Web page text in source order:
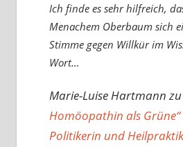
Ich finde es sehr hilfreich,
Menachem Oberbaum sich
Stimme gegen Willkür im
Wort…
Marie-Luise Hartmannzu
Homöopathin als Grüne“
Politikerin und